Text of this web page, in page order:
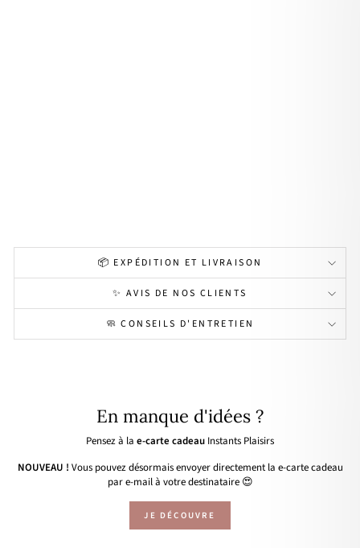
📦 EXPÉDITION ET LIVRAISON
✨ AVIS DE NOS CLIENTS
🧼 CONSEILS D'ENTRETIEN
En manque d'idées ?
Pensez à la e-carte cadeau Instants Plaisirs
NOUVEAU ! Vous pouvez désormais envoyer directement la e-carte cadeau
par e-mail à votre destinataire 😍
JE DÉCOUVRE